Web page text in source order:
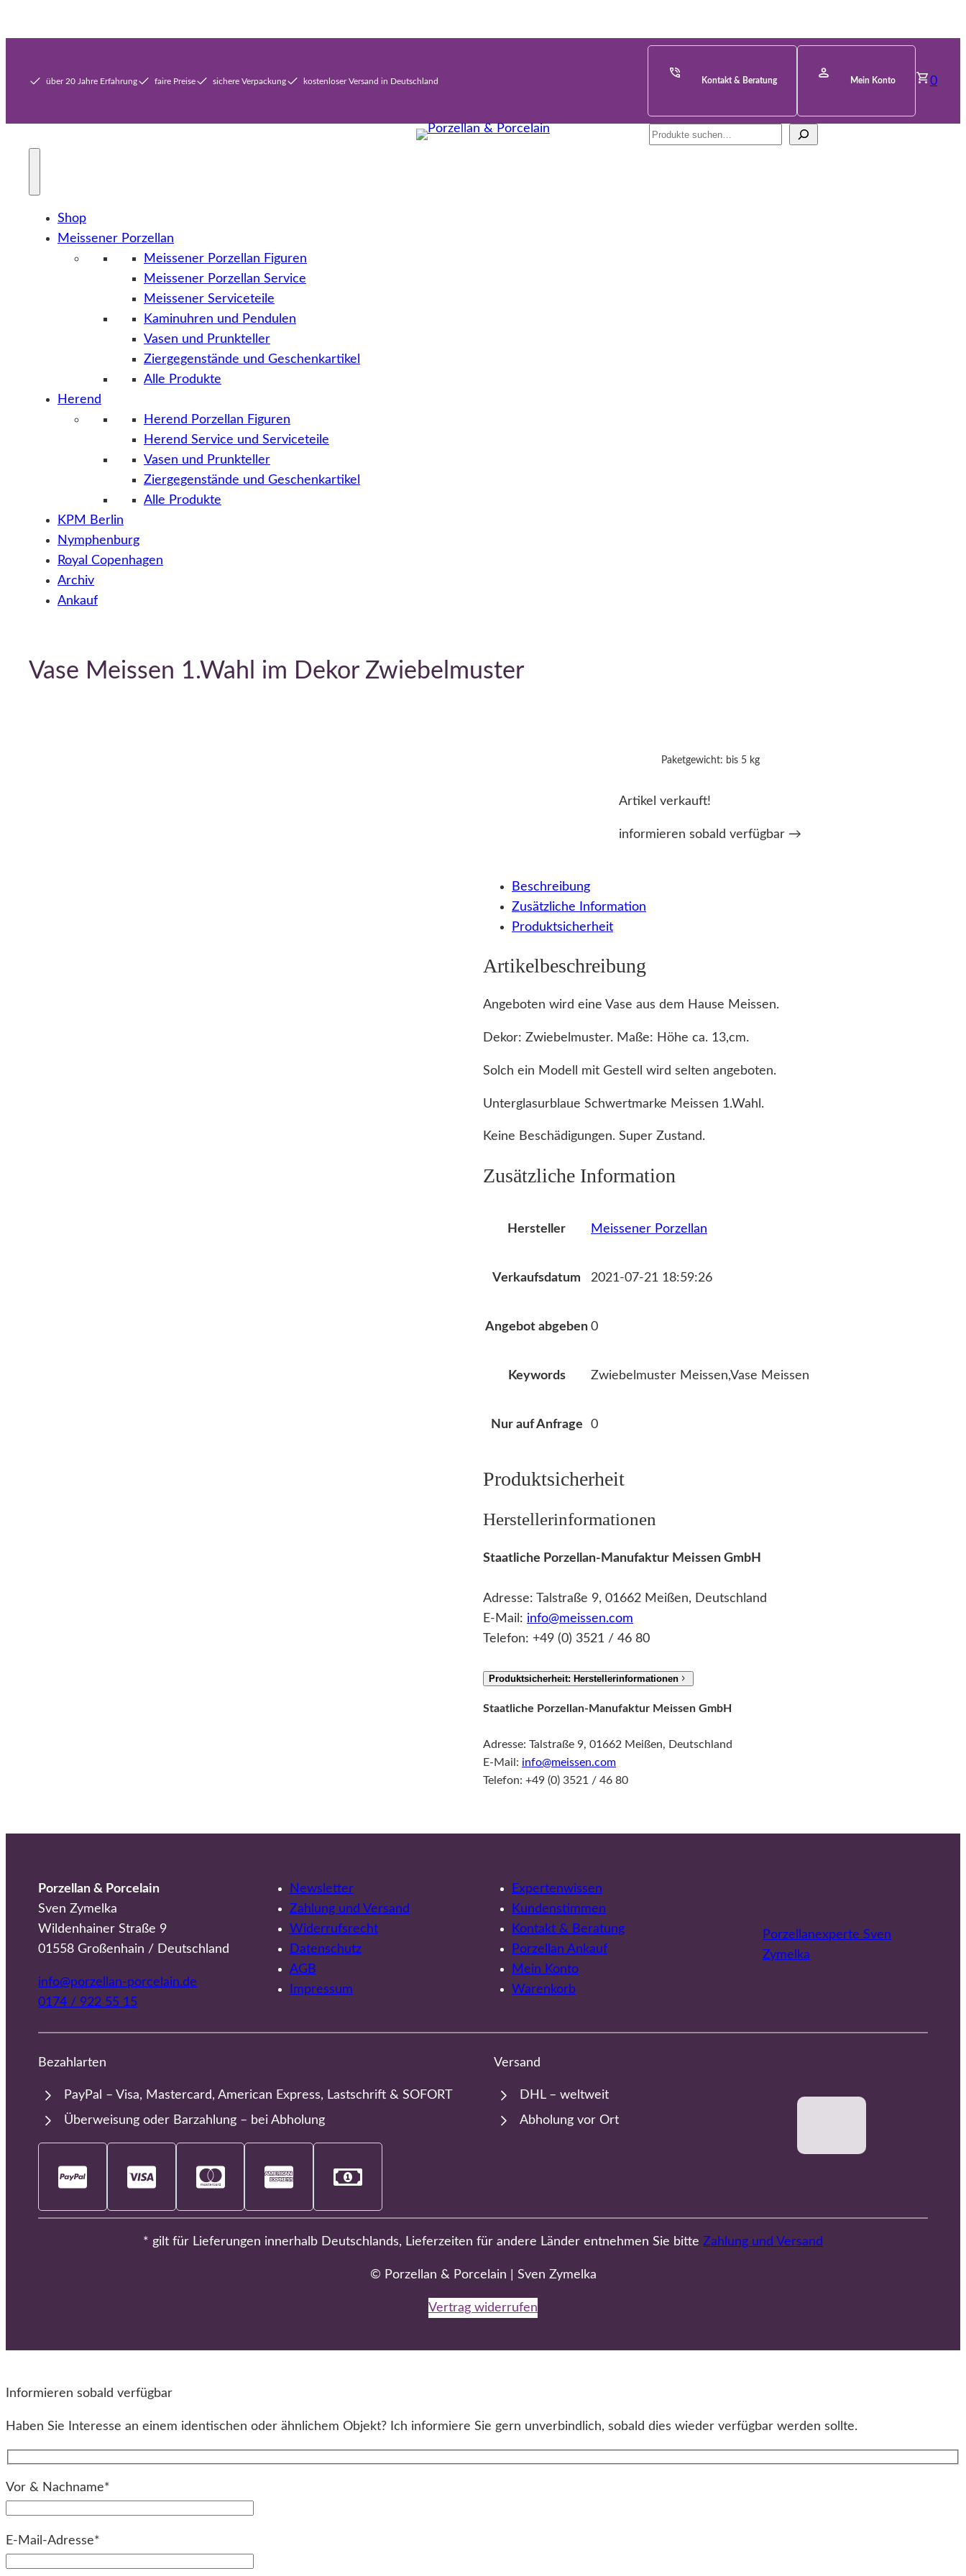
über 20 Jahre Erfahrung faire Preise sichere Verpackung kostenloser Versand in Deutschland Kontakt & Beratung Mein Konto 0
Suche
Shop
Meissener Porzellan
Meissener Porzellan Figuren
Meissener Porzellan Service
Meissener Serviceteile
Kaminuhren und Pendulen
Vasen und Prunkteller
Ziergegenstände und Geschenkartikel
Alle Produkte
Herend
Herend Porzellan Figuren
Herend Service und Serviceteile
Vasen und Prunkteller
Ziergegenstände und Geschenkartikel
Alle Produkte
KPM Berlin
Nymphenburg
Royal Copenhagen
Archiv
Ankauf
Vase Meissen 1.Wahl im Dekor Zwiebelmuster
Paketgewicht: bis 5 kg
Artikel verkauft!
informieren sobald verfügbar →
Beschreibung
Zusätzliche Information
Produktsicherheit
Artikelbeschreibung
Angeboten wird eine Vase aus dem Hause Meissen.
Dekor: Zwiebelmuster. Maße: Höhe ca. 13,cm.
Solch ein Modell mit Gestell wird selten angeboten.
Unterglasurblaue Schwertmarke Meissen 1.Wahl.
Keine Beschädigungen. Super Zustand.
Zusätzliche Information
Hersteller Meissener Porzellan
Verkaufsdatum 2021-07-21 18:59:26
Angebot abgeben 0
Keywords Zwiebelmuster Meissen,Vase Meissen
Nur auf Anfrage 0
Produktsicherheit
Herstellerinformationen
Staatliche Porzellan-Manufaktur Meissen GmbH
Adresse: Talstraße 9, 01662 Meißen, Deutschland
E-Mail: info@meissen.com
Telefon: +49 (0) 3521 / 46 80
Produktsicherheit: Herstellerinformationen
Staatliche Porzellan-Manufaktur Meissen GmbH
Adresse: Talstraße 9, 01662 Meißen, Deutschland
E-Mail: info@meissen.com
Telefon: +49 (0) 3521 / 46 80
Porzellan & Porcelain
Sven Zymelka
Wildenhainer Straße 9
01558 Großenhain / Deutschland
info@porzellan-porcelain.de
0174 / 922 55 15
Newsletter
Zahlung und Versand
Widerrufsrecht
Datenschutz
AGB
Impressum
Expertenwissen
Kundenstimmen
Kontakt & Beratung
Porzellan Ankauf
Mein Konto
Warenkorb
Porzellanexperte Sven
Zymelka
Bezahlarten
PayPal – Visa, Mastercard, American Express, Lastschrift & SOFORT
Überweisung oder Barzahlung – bei Abholung
Versand
DHL – weltweit
Abholung vor Ort
* gilt für Lieferungen innerhalb Deutschlands, Lieferzeiten für andere Länder entnehmen Sie bitte Zahlung und Versand
© Porzellan & Porcelain | Sven Zymelka
Vertrag widerrufen
Informieren sobald verfügbar
Haben Sie Interesse an einem identischen oder ähnlichem Objekt? Ich informiere Sie gern unverbindlich, sobald dies wieder verfügbar werden sollte.
Vor & Nachname*
E-Mail-Adresse*